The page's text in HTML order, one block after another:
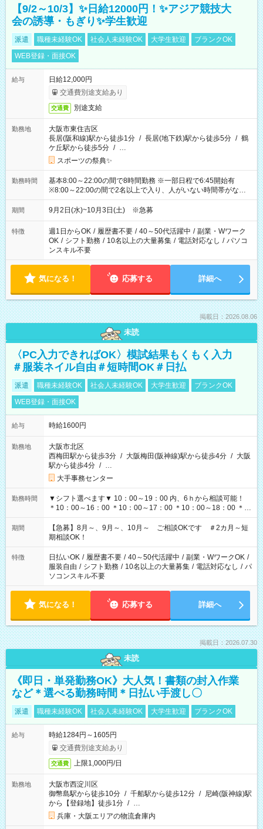
【9/2～10/3】✨日給12000円！✨アジア競技大
会の誘導・もぎり✨学生歓迎
派遣 職種未経験OK 社会人未経験OK 大学生歓迎
ブランクOK
WEB登録・面接OK
給与
日給12,000円
交通費別途支給あり
交通費 別途支給
勤務地
大阪市東住吉区
長居(阪和線)駅から徒歩1分 / 長居(地下鉄)駅から徒歩5分 / 鶴
ケ丘駅から徒歩5分 / …
スポーツの祭典✨
勤務時間
基本8:00～22:00の間で8時間勤務 ※一部日程で6:45開始有
※8:00～22:00の間で2名以上で入り、人がいない時間帯がない
ように相方と時間を分け合うイメージです
期間 9月2日(水)~10月3日(土) ※急募
特徴 週1日からOK / 履歴書不要 / 40～50代活躍中 / 副業・Wワーク
OK / シフト勤務 / 10名以上の大量募集 / 電話対応なし / パソコ
ンスキル不要
気になる！ 応募する 詳細へ
掲載日：2026.08.06
未読
〈PC入力できればOK〉模試結果もくもく入力
＃服装ネイル自由＃短時間OK＃日払
派遣 職種未経験OK 社会人未経験OK 大学生歓迎
ブランクOK
WEB登録・面接OK
給与 時給1600円
勤務地
大阪市北区
西梅田駅から徒歩3分 / 大阪梅田(阪神線)駅から徒歩4分 / 大阪
駅から徒歩4分 / …
大手事務センター
勤務時間
▼シフト選べます▼ 10：00～19：00 内、6ｈから相談可能！
＊10：00～16：00 ＊10：00～17：00 ＊10：00～18：00 ＊
11：00～19：00 ＊12：00～19：00 ＊13：00～19：00
期間
【急募】8月～、9月～、10月～ ご相談OKです ＃2カ月～短
期相談OK！
特徴 日払いOK / 履歴書不要 / 40～50代活躍中 / 副業・WワークOK /
服装自由 / シフト勤務 / 10名以上の大量募集 / 電話対応なし / パ
ソコンスキル不要
気になる！ 応募する 詳細へ
掲載日：2026.07.30
未読
《即日・単発勤務OK》大人気！書類の封入作業
など＊選べる勤務時間＊日払い手渡し〇
派遣 職種未経験OK 社会人未経験OK 大学生歓迎 ブランクOK
給与
時給1284円～1605円
交通費別途支給あり
交通費 上限1,000円/日
勤務地
大阪市西淀川区
御幣島駅から徒歩10分 / 千船駅から徒歩12分 / 尼崎(阪神線)駅
から【登録地】徒歩1分 / …
兵庫・大阪エリアの物流倉庫内